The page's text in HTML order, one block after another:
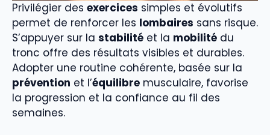
Privilégier des exercices simples et évolutifs
permet de renforcer les lombaires sans risque.
S’appuyer sur la stabilité et la mobilité du
tronc offre des résultats visibles et durables.
Adopter une routine cohérente, basée sur la
prévention et l’équilibre musculaire, favorise
la progression et la confiance au fil des
semaines.